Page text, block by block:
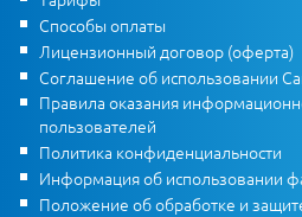
Способы оплаты
Лицензионный договор (оферта)
Соглашение об использовании
Правила оказания
пользователей
Политика конфиденциальности
Информация об использовании
Положение об обработке и